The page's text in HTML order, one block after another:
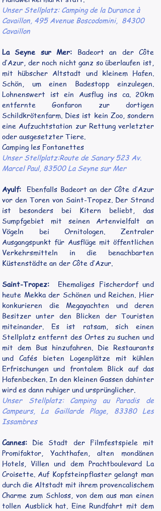
Unser Stellplatz: Camping de la Durance à
Cavaillon, 495 Avenue Boscodomini,  84300
Cavaillon
La Seyne sur Mer: Badeort an der Côte
d’Azur, der noch nicht ganz so überlaufen ist,
mit hübscher Altstadt und kleinem Hafen.
Schön, um einen Badestopp einzulegen.
Lohnenswert ist ein Ausflug ins ca. 20km
entfernte Gonfaron zur dortigen
Schildkrötenfarm. Dies ist kein Zoo, sondern
eine Aufzuchtstation zur Rettung verletzter
oder ausgesetzter Tiere.
Camping les Fontanettes
Unser Stellplatz:Route de Sanary 523 Av.
Marcel Paul, 83500 La Seyne sur Mer
Ayulf:
  Ebenfalls Badeort an der Côte d’Azur
vor den Toren von Saint-Tropez. Der Strand
ist besonders bei Kitern beliebt, das
Sumpfgebiet mit seinen Artenvielfalt an
Vögeln bei Ornitologen. Zentraler
Ausgangspunkt für Ausflüge mit öffentlichen
Verkehrsmitteln in die benachbarten
Küstenstädte an der Côte d’Azur.
Saint-Tropez:
  Ehemaliges Fischerdorf und
heute Mekka der Schönen und Reichen. Hier
konkurieren die Megayachten und deren
Besitzer unter den Blicken der Touristen
miteinander. Es ist ratsam, sich einen
Stellplatz entfernt des Ortes zu suchen und
mit dem Bus hinzufahren. Die Restaurants
und Cafés bieten Logenplätze mit kühlen
Erfrischungen und frontalem Blick auf das
Hafenbecken. In den kleinen Gassen dahinter
wird es dann ruhiger und ursprünglicher.
Unser Stellplatz: Camping au Paradis de
Campeurs, La Gaillarde Plage, 83380 Les
Issambres
Cannes: Die Stadt der Filmfestspiele mit
Promifaktor, Yachthafen, alten mondänen
Hotels, Villen und dem Prachtboulevard La
Croisette. Auf Kopfsteinpflaster gelangt man
durch die Altstadt mit ihrem provencalischem
Charme zum Schloss, von dem aus man einen
tollen Ausblick hat. Eine Rundfahrt mit dem